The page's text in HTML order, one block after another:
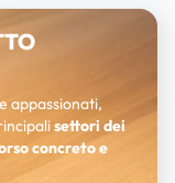
appassionati,
settori dei
concreto e